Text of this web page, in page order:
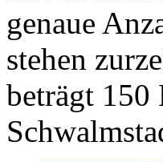
genaue
stehen
beträgt